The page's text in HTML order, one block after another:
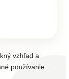
vzhľad a
používanie.